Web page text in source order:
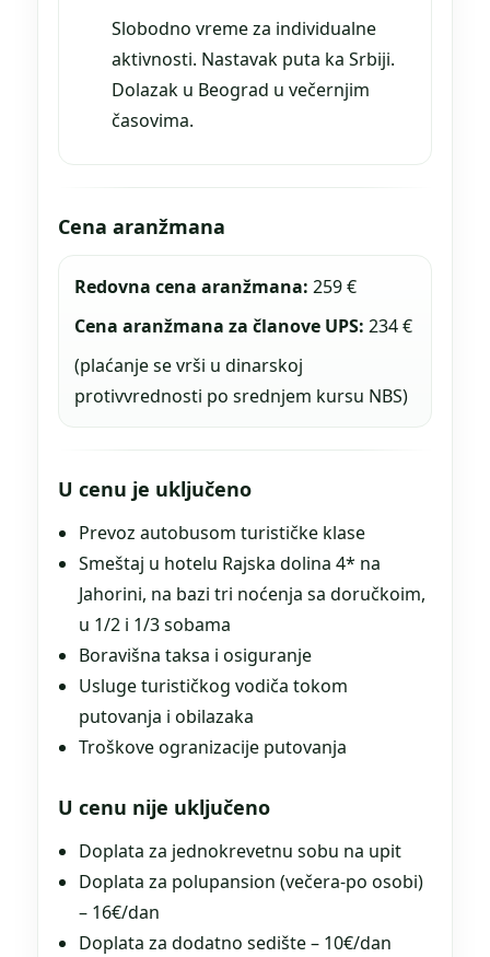
Slobodno vreme za individualne
aktivnosti. Nastavak puta ka Srbiji.
Dolazak u Beograd u večernjim
časovima.
Cena aranžmana
Redovna cena aranžmana: 259 €
Cena aranžmana za članove UPS: 234 €
(plaćanje se vrši u dinarskoj
protivvrednosti po srednjem kursu NBS)
U cenu je uključeno
Prevoz autobusom turističke klase
Smeštaj u hotelu Rajska dolina 4* na
Jahorini, na bazi tri noćenja sa doručkoim,
u 1/2 i 1/3 sobama
Boravišna taksa i osiguranje
Usluge turističkog vodiča tokom
putovanja i obilazaka
Troškove ogranizacije putovanja
U cenu nije uključeno
Doplata za jednokrevetnu sobu na upit
Doplata za polupansion (večera-po osobi)
– 16€/dan
Doplata za dodatno sedište – 10€/dan